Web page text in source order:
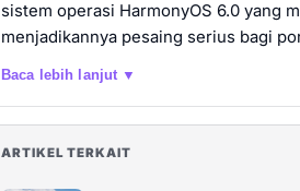
sistem operasi HarmonyOS 6.0 yang
menjadikannya pesaing serius bagi
Baca lebih lanjut ▼
ARTIKEL TERKAIT